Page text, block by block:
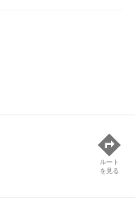
ルート
を見る